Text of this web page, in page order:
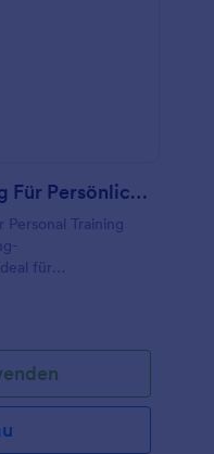
Einverständniserklärung Für Persönliches Training
Training
für